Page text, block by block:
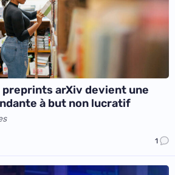
arXiv devient une
à but non lucratif
1